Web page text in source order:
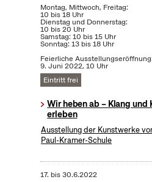
Montag, Mittwoch, Freitag:
10 bis 18 Uhr
Dienstag und Donnerstag:
10 bis 20 Uhr
Samstag: 10 bis 15 Uhr
Sonntag: 13 bis 18 Uhr
Feierliche Ausstellungseröffnung:
9. Juni 2022, 10 Uhr
Eintritt frei
Wir heben ab – Klang und
erleben
Ausstellung der Kunstwerke
Paul-Kramer-Schule
17. bis30.6.2022